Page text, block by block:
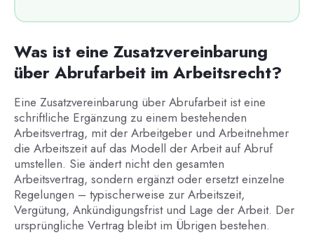
Was ist eine Zusatzvereinbarung
über Abrufarbeit im Arbeitsrecht?
Eine Zusatzvereinbarung über Abrufarbeit ist eine
schriftliche Ergänzung zu einem bestehenden
Arbeitsvertrag, mit der Arbeitgeber und Arbeitnehmer
die Arbeitszeit auf das Modell der Arbeit auf Abruf
umstellen. Sie ändert nicht den gesamten
Arbeitsvertrag, sondern ergänzt oder ersetzt einzelne
Regelungen – typischerweise zur Arbeitszeit,
Vergütung, Ankündigungsfrist und Lage der Arbeit. Der
ursprüngliche Vertrag bleibt im Übrigen bestehen.